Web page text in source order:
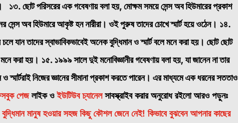
১৩. ছোট পরিসরের এক গবেষণায় বলা হয়, মোক্ষম সময়ে সেন্স অব হিউমারের প্রকাশ
সেন্স অব হিউমারে আকৃষ্ট হন নারীরা। ওই পুরুষ তাদের চোখে স্মার্ট হয়ে ওঠেন। ১৪.
যান তাদের স্বাভাবিকভাবেই অনেক বুদ্ধিমান ও স্মার্ট বলে মনে করা হয়। ছোট ছোট
করা হয়। ১৫. ১৯৯৯ সালে দুই মনোবিজ্ঞানীর গবেষণায় বলা হয়, যা জানেন না তার
ও স্মার্টরাই নিজের জ্ঞানের সীমানা প্রকাশ করতে পারেন। এর মাধ্যমে এক ধরনের সততাও
পেজলাইক ওইউটিউব চ্যানেলসাবস্ক্রাইব করার অনুরোধ রইলো আরও পড়ুনঃ
বুদ্ধিমান মানুষ হওয়ার সহজ কিছু কৌশল জেনে নেই! কিভাবে বুঝবেন আপনার কাছের